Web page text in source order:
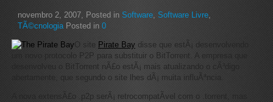
novembro 2, 2007, Posted in Software, Software Livre,
TÃ©cnologiaPosted in 0
O site Pirate Bay disse que estÃ¡ desenvolvendo
um novo protocolo P2P para substituir o BitTorrent. A empresa que
desenvolveu o BitTorrent nÃ£o estÃ¡ mais atualizando o cÃ³digo
abertamente, que segundo o site lhes dÃ¡ muita influÃªncia.
A nova extensÃ£o .p2p serÃ¡ retrocompatÃ­vel com o .torrent, mas